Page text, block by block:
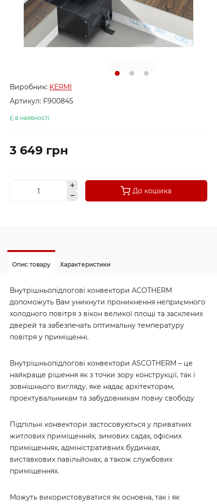
Виробник: KERMI
Артикул: F900845
Є в наявності
3 649 грн
До кошика
Опис товару Характеристики
Внутрішньопідлогові конвектори ACOTHERM
допоможуть Вам уникнути проникнення неприємного
холодного повітря з вікон великої площі та засклених
дверей та забезпечать оптимальну температуру
повітря у приміщенні.
Внутрішньопідлогові конвектори ASCOTHERM – це
найкраще рішення як з точки зору конструкції, так і
зовнішнього вигляду, яке надає архітекторам,
проектувальникам та забудовникам повну свободу
Підпільні конвектори застосовуються у приватних
житлових приміщеннях, зимових садах, офісних
приміщеннях, адміністративних будинках,
виставкових павільйонах, а також службових
приміщеннях.
Можуть використовуватися як основна, так і як